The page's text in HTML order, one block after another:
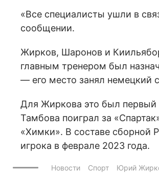
«Все специалисты ушли в
сообщении.
Жирков, Шаронов и
главным тренером был
— его место занял немецкий
Для Жиркова это был первый
Тамбова поиграл за
«Химки». В составе сборной
игрока в феврале 2023 года.
Новости Спорт Юрий